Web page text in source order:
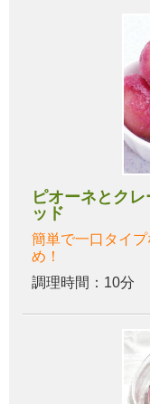
ピオーネとク
ッド
簡単で一口タイ
め！
調理時間：10分